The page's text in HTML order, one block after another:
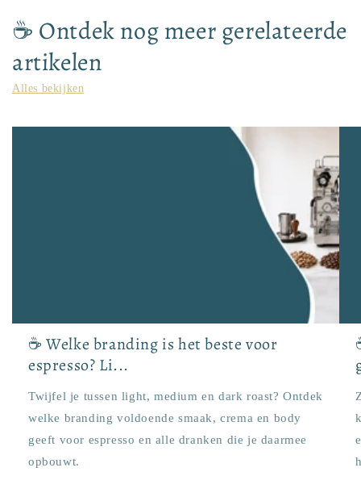
☕ Ontdek nog meer gerelateerde
artikelen
Alles bekijken
☕ Welke branding is het beste voor
espresso? Li...
Twijfel je tussen light, medium en dark roast? Ontdek
welke branding voldoende smaak, crema en body
geeft voor espresso en alle dranken die je daarmee
opbouwt.